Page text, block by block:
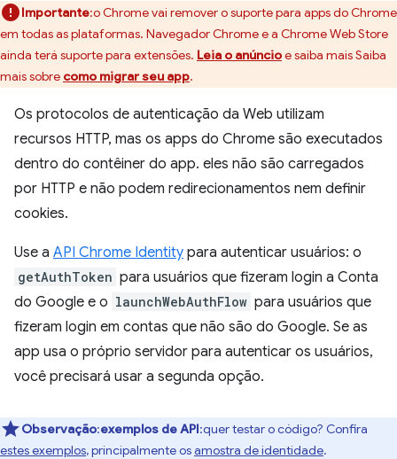
Importante:o Chrome vai remover o suporte para apps do Chrome
em todas as plataformas. Navegador Chrome e a Chrome Web Store
ainda terá suporte para extensões. Leia o anúncioe saiba mais Saiba
mais sobre como migrar seu app.
Os protocolos de autenticação da Web utilizam
recursos HTTP, mas os apps do Chrome são executados
dentro do contêiner do app. eles não são carregados
por HTTP e não podem redirecionamentos nem definir
cookies.
Use a API Chrome Identity para autenticar usuários: o
getAuthToken para usuários que fizeram login a Conta
do Google e o launchWebAuthFlow para usuários que
fizeram login em contas que não são do Google. Se as
app usa o próprio servidor para autenticar os usuários,
você precisará usar a segunda opção.
Observação:exemplos de API:quer testar o código? Confira
estes exemplos, principalmente osamostra de identidade.